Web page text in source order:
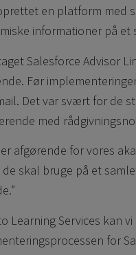
en platform med
informationer på et
Salesforce Advisor
Før
Det var svært for de
med
er afgørende for vores
skal bruge på et
Learning Services kan
for